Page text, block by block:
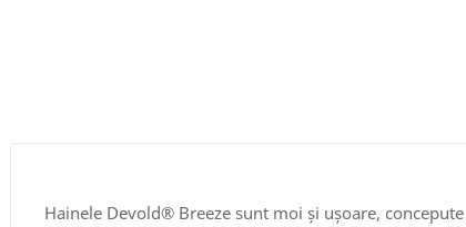
Hainele Devold® Breeze sunt moi și ușoare,